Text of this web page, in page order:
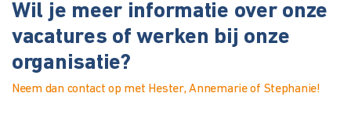
Wil je meer informatie over onze
vacatures of werken bij onze
organisatie?
Neem dan contact op met Hester, Annemarie of Stephanie!